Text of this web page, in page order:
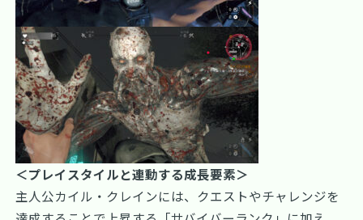
＜プレイスタイルと連動する成長要素＞
主人公カイル・クレインには、クエストやチャレンジを